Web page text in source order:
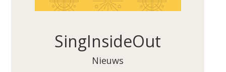
SingInsideOut
Nieuws